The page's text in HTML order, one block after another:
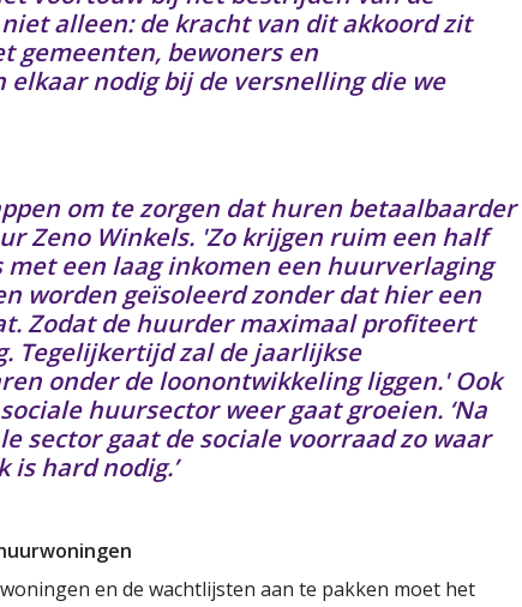
alleen: de kracht van dit akkoord zit
gemeenten, bewoners en
elkaar nodig bij de versnelling die we
om te zorgen dat huren betaalbaarder
Zeno Winkels. 'Zo krijgen ruim een half
een laag inkomen een huurverlaging
worden geïsoleerd zonder dat hier een
Zodat de huurder maximaal profiteert
Tegelijkertijd zal de jaarlijkse
onder de loonontwikkeling liggen.' Ook
huursector weer gaat groeien. ‘Na
sector gaat de sociale voorraad zo waar
hard nodig.’
en de wachtlijsten aan te pakken moet het